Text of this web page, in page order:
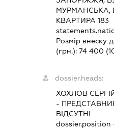
МУРМАНСЬКА,
КВАРТИРА 183
Розмір внеску
(грн.): 74 400
dossier.heads:
ХОХЛОВ
-
ВІДСУТНІ
dossier.position